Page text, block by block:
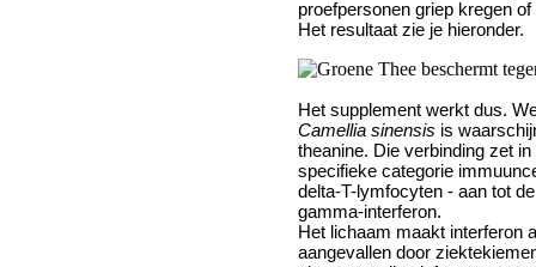
proefpersonen griep kregen
Het resultaat zie je hieronder.
Het supplement werkt dus.
Camellia sinensis is
theanine. Die verbinding zet
specifieke categorie
delta-T-lymfocyten - aan tot
gamma-interferon.
Het lichaam maakt interferon
aangevallen door